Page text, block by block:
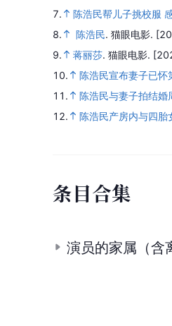
7.
陈浩民帮儿子挑校服
8.
陈浩民. 猫眼电影.
9.
蒋丽莎. 猫眼电影.
10.
陈浩民宣布妻子已
11.
陈浩民与妻子拍结
12.
陈浩民产房内与四胎
条目合集
演员的家属（含